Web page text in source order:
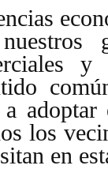
adoptar
los
en